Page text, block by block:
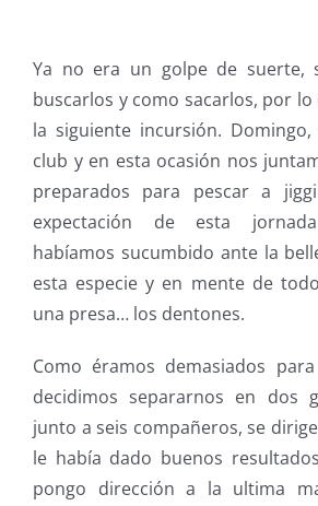
Ya no era un golpe de suerte,
buscarlos y como sacarlos, por
la siguiente incursión.
club y en esta ocasión nos
preparados para pescar a
expectación de esta
habíamos sucumbido ante la
esta especie y en mente de
una presa… los dentones.
Como éramos demasiados
decidimos separarnos en dos
junto a seis compañeros, se
le había dado buenos
pongo dirección a la ultima